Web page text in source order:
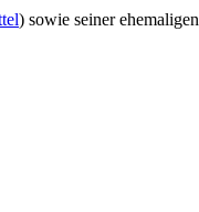
) sowie seiner ehemaligen